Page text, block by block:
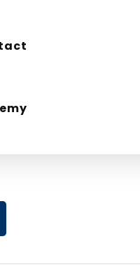
de A à Z